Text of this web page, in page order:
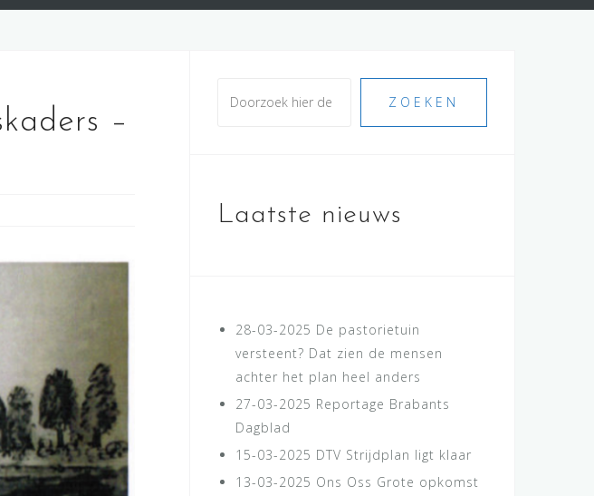
–
ZOEKEN
Laatste nieuws
28-03-2025 De pastorietuin
versteent? Dat zien de mensen
achter het plan heel anders
27-03-2025 Reportage Brabants
Dagblad
15-03-2025 DTV Strijdplan ligt klaar
13-03-2025 Ons Oss Grote opkomst